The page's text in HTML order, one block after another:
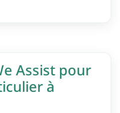
Assist pour
à